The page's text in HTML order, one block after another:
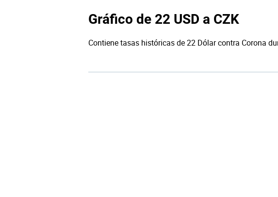
Gráfico de 22 USD a CZK
Contiene tasas históricas de 22 Dólar contra Corona